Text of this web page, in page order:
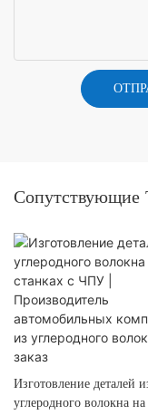
Сопутствующие
Изготовление деталей
углеродного волокна на